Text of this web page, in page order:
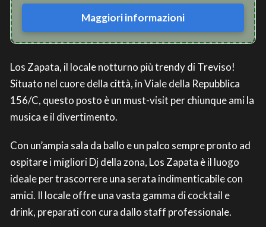
Maggiori informazioni
Los Zapata, il locale notturno più trendy di Treviso!
Situato nel cuore della città, in Viale della Repubblica
156/C, questo posto è un must-visit per chiunque ami la
musica e il divertimento.
Con un’ampia sala da ballo e un palco sempre pronto ad
ospitare i migliori Dj della zona, Los Zapata è il luogo
ideale per trascorrere una serata indimenticabile con
amici. Il locale offre una vasta gamma di cocktail e
drink, preparati con cura dallo staff professionale.